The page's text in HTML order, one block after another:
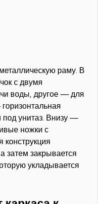
раму. В
с двумя
воды, другое — для
под унитаз. Внизу —
ножки с
конструкция
затем закрывается
укладывается